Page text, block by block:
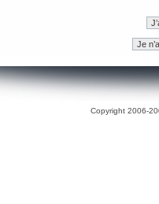
Copyright 2006-